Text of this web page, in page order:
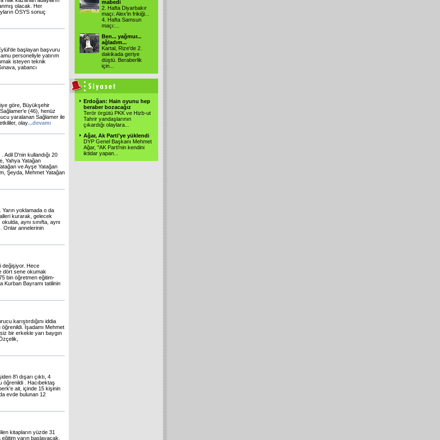
olacak. Her
ÖSYS sonuç
başlayan başvuru
personeliyle yatırım
isteyen teknik
yabancı
göre, Büyükşehir
(46), henüz
yaralanan Sağlamer ile
olay...devamı
Adil D'nin kullandığı 20
Yahya Yatağan
ve Ayşe Yatağan
Şeyda, Mehmet Yatağan
Yarın yoklamada o da
kurarak, gelecek
aynı sınıfta, aynı
Onlar annelerinin
değişiyor. Hece
dört sene okumak
bin öğretmen eğitim-
Kurban Bayramı tatilinin
karıştırdığını iddia
İşadamı Mehmet
bir erkekle yarı baygın
8'i dışarı çıktı, 4
öğrenildi . Hacıbektaş
ait, içinde 15 kişinin
evde bulunan 12
kitapların yüzde 31
yarın başlayacak.
mabedi
2. Hafta Diyarbakır
maçı: Alex'in frikiği...
4. Hafta Samsun
maçı:...
Ben... yağmur...
ağladım...
Kartal, Rize'de 2.
dakikada geriye
düştü. Beraberlik
için...
Erdoğan: Hain oyunu hep
beraber bozacağız
Terör örgütü PKK ve Hizb-ut
Tahrir yandaşlarının
çıkardığı olaylara...
Ağar, Ak Parti'ye yüklendi
DYP Genel Başkanı Mehmet
Ağar, ''AK Parti'nin kendini
iktidar yapan...